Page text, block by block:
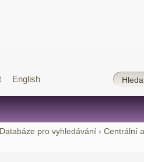
English
Databáze pro vyhledávání › Centrální